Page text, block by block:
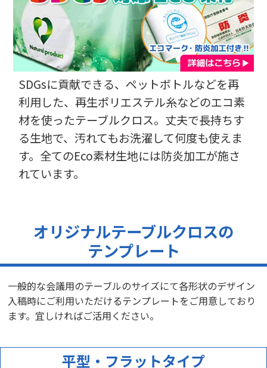
【どんなことに利用されましたか？】
今のところ展示会です。
【ご注文前に困っていることはありましたか？また、それは解決
されましたか？】
以前（すごく前ですが）にも使わせていただいたことがあり、
SDGsに貢献できる、ペットボトルなどを再
利用した、再生ポリエステル糸などのエコ素
材を使ったテーブルクロス。丈夫で長持ちす
る生地で、汚れてもお洗濯して何度も使えま
す。全てのEco素材生地には防炎加工が施さ
れています。
オリジナルテーブルクロスの
テンプレート
一般的な会議用のテーブルのサイズにて各形状のデザイン
入稿時にご利用いただけるテンプレートをご用意しており
ます。宜しければご活用ください。
平型・フラットタイプ